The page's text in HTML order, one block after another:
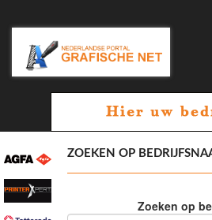
ZOEKEN OP
Zoeken op